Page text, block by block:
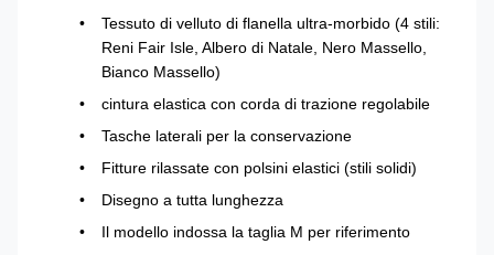
Tessuto di velluto di flanella ultra-morbido (4 stili:
Reni Fair Isle, Albero di Natale, Nero Massello,
Bianco Massello)
cintura elastica con corda di trazione regolabile
Tasche laterali per la conservazione
Fitture rilassate con polsini elastici (stili solidi)
Disegno a tutta lunghezza
Il modello indossa la taglia M per riferimento